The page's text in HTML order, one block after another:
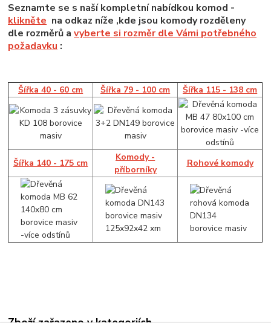
Seznamte se s naší kompletní nabídkou komod -
klikněte na odkaz níže ,kde jsou komody rozděleny
dle rozměrů avyberte si rozměr dle Vámi potřebného
požadavku :
Šířka 40 - 60 cm Šířka 79 - 100 cm Šířka 115 - 138 cm
Šířka 140 - 175 cm
Komody -
příborníky
Rohové komody
Zboží zařazeno v kategoriích